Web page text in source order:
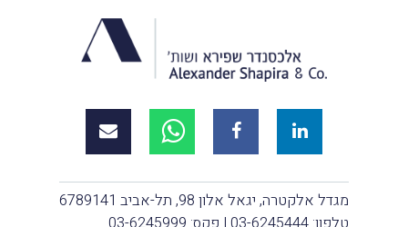
מגדל אלקטרה, יגאל אלון 98, תל-אביב 6789141